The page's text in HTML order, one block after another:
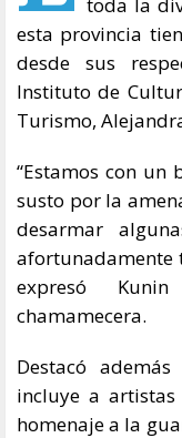
esta provincia
desde sus
Instituto de
Turismo,
“Estamos con un
susto por la
desarmar
afortunadamente
expresó
chamamecera.
Destacó
incluye a
homenaje a la